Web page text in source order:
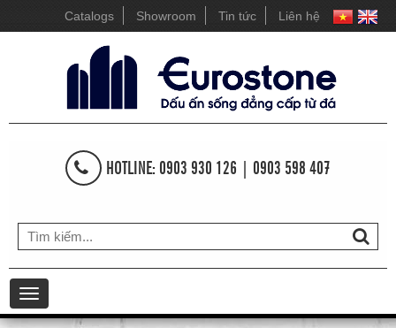
Catalogs Showroom Tin tức Liên hệ
HOTLINE: 0903 930 126 | 0903 598 407
Toggle
navigation